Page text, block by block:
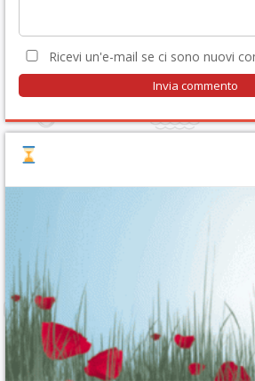
Ricevi un'e-mail se ci sono nuovi